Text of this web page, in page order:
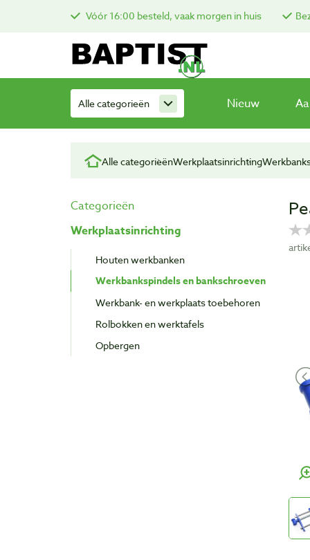
Vóór 16:00 besteld, vaak morgen in huis
Alle categorieën Nieuw
Alle categorieënWerkplaatsinrichting
Categorieën
Werkplaatsinrichting
Houten werkbanken
Werkbankspindels en bankschroeven
Werkbank- en werkplaats toebehoren
Rolbokken en werktafels
Opbergen